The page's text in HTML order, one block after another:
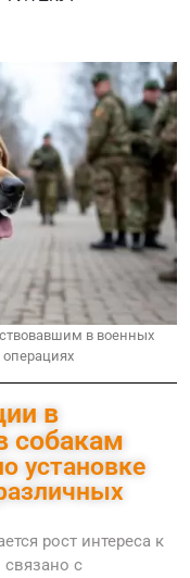
в военных
в
собакам
установке
рост интереса к
с